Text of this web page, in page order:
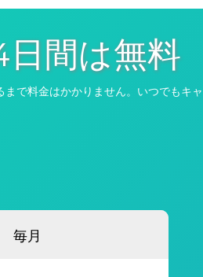
日間は無料
で料金はかかりません。いつでもキャ
毎月